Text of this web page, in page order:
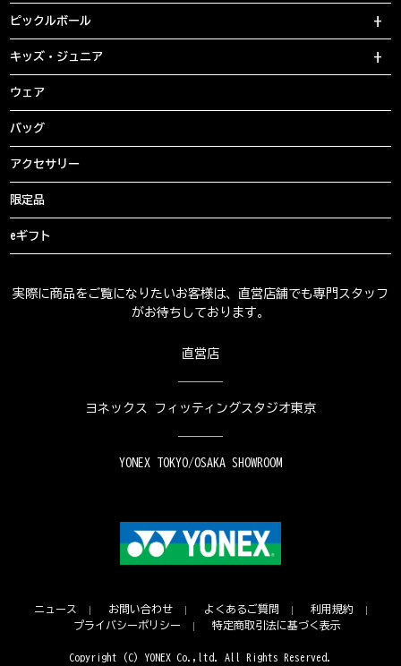
ピックルボール
キッズ・ジュニア
ウェア
バッグ
アクセサリー
限定品
eギフト
実際に商品をご覧になりたいお客様は、直営店舗でも専門スタッフ
がお待ちしております。
直営店
ヨネックス フィッティングスタジオ東京
YONEX TOKYO/OSAKA SHOWROOM
ニュース お問い合わせ よくあるご質問
利用規約
プライバシーポリシー
特定商取引法に基づく表示
Copyright (C) YONEX Co.,ltd. All Rights Reserved.